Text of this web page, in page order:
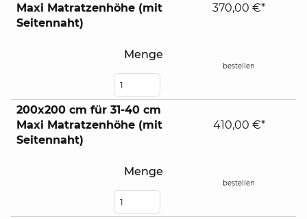
Maxi Matratzenhöhe (mit
Seitennaht)
Menge
370,00 €*
bestellen
200x200 cm für 31-40 cm
Maxi Matratzenhöhe (mit
Seitennaht)
Menge
410,00 €*
bestellen